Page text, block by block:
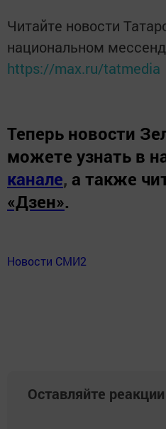
Читайте новости
национальном
https://max.ru/tatmedia
Теперь новости
можете узнать в
канале, а также
«Дзен».
Новости СМИ2
Оставляйте реакции